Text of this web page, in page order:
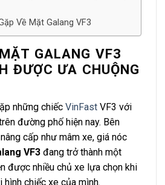
Về Mặt Galang VF3
GALANG VF3
ĐƯỢC ƯA CHUỘNG
những chiếc VinFast VF3 với
đường phố hiện nay. Bên
cấp như mâm xe, giá nóc
VF3 đang trở thành một
được nhiều chủ xe lựa chọn khi
chiếc xe của mình.